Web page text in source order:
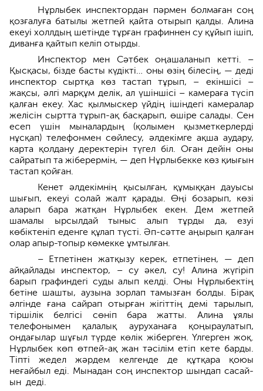
Нұрлыбек инспектордан пәрмен болмаған соң
қозғалуға батылы жетпей қайта отырып қалды. Алина
екеуі холлдың шетінде тұрған графиннен су құйып ішіп,
диванға қайтып келіп отырды.
Инспектор мен Сәтбек оңашаланып кетті. –
Қысқасы, бізде басты күдікті… оны өзің білесің, — деді
инс­пектор сыртқа көз тастап тұрып, – екіншісі –
жақсы, әлгі марқұм делік, ал үшіншісі – камераға түсіп
қалған екеу. Хас қылмыскер үйдің ішіндегі камералар
желісін сыртта тұрып-ақ басқарып, өшіре салады. Сен
есеп үшін мыналардың (қолымен қызметкерлерді
нұсқап) телефонмен сөйлесу, әлдекімге ақша аудару,
карта қолдану деректерін түгел біл. Оған дейін оны
сайратып та жіберермін, — деп Нұрлыбекке көз қиығын
тастап қойған.
Кенет әлдекімнің қысылған, құмыққан дауысы
шығып, екеуі солай жалт қарады. Өңі бозарып, көзі
аларып бара жатқан Нұрлыбек екен. Дем жетпей
шамалы ырсылдай тыныс алып тұрды да, езуі
көбіктеніп еденге құлап түсті. Әп-сәтте аңырып қалған
олар апыр-топыр көмекке ұмтылған.
– Етпетінен жатқызу керек, етпеті­нен, — деп
айқайлады инспектор, – су әкел, су! Алина жүгіріп
барып графиндегі суды алып келді. Оны Нұрлыбектің
бетіне шашты, аузына зорлап тамызған болды. Бірақ
әлгінде ғана сайрап отырған жігіттің демі тарылып,
тіршілік белгісі сөніп бара жатты. Алина ұялы
телефоны­мен қалалық ауруханаға қоңыраулатып,
ондағылар шұғыл түрде көлік жіберген. Үлгерген жоқ.
Нұрлыбек көп өтпей-ақ жан тәсілім етіп кете барды.
Тіпті жедел жәрдем келгенде де құтқара қоюы
неғайбыл еді. Мынад­ан соң инспектор шындап сасай­
ын деді.